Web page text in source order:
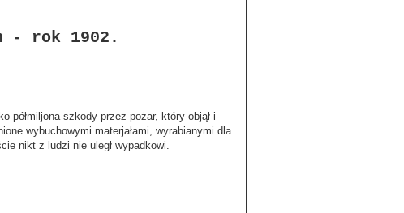
- rok 1902.
półmiljona szkody przez pożar, który objął i
wybuchowymi materjałami, wyrabianymi dla
nikt z ludzi nie uległ wypadkowi.